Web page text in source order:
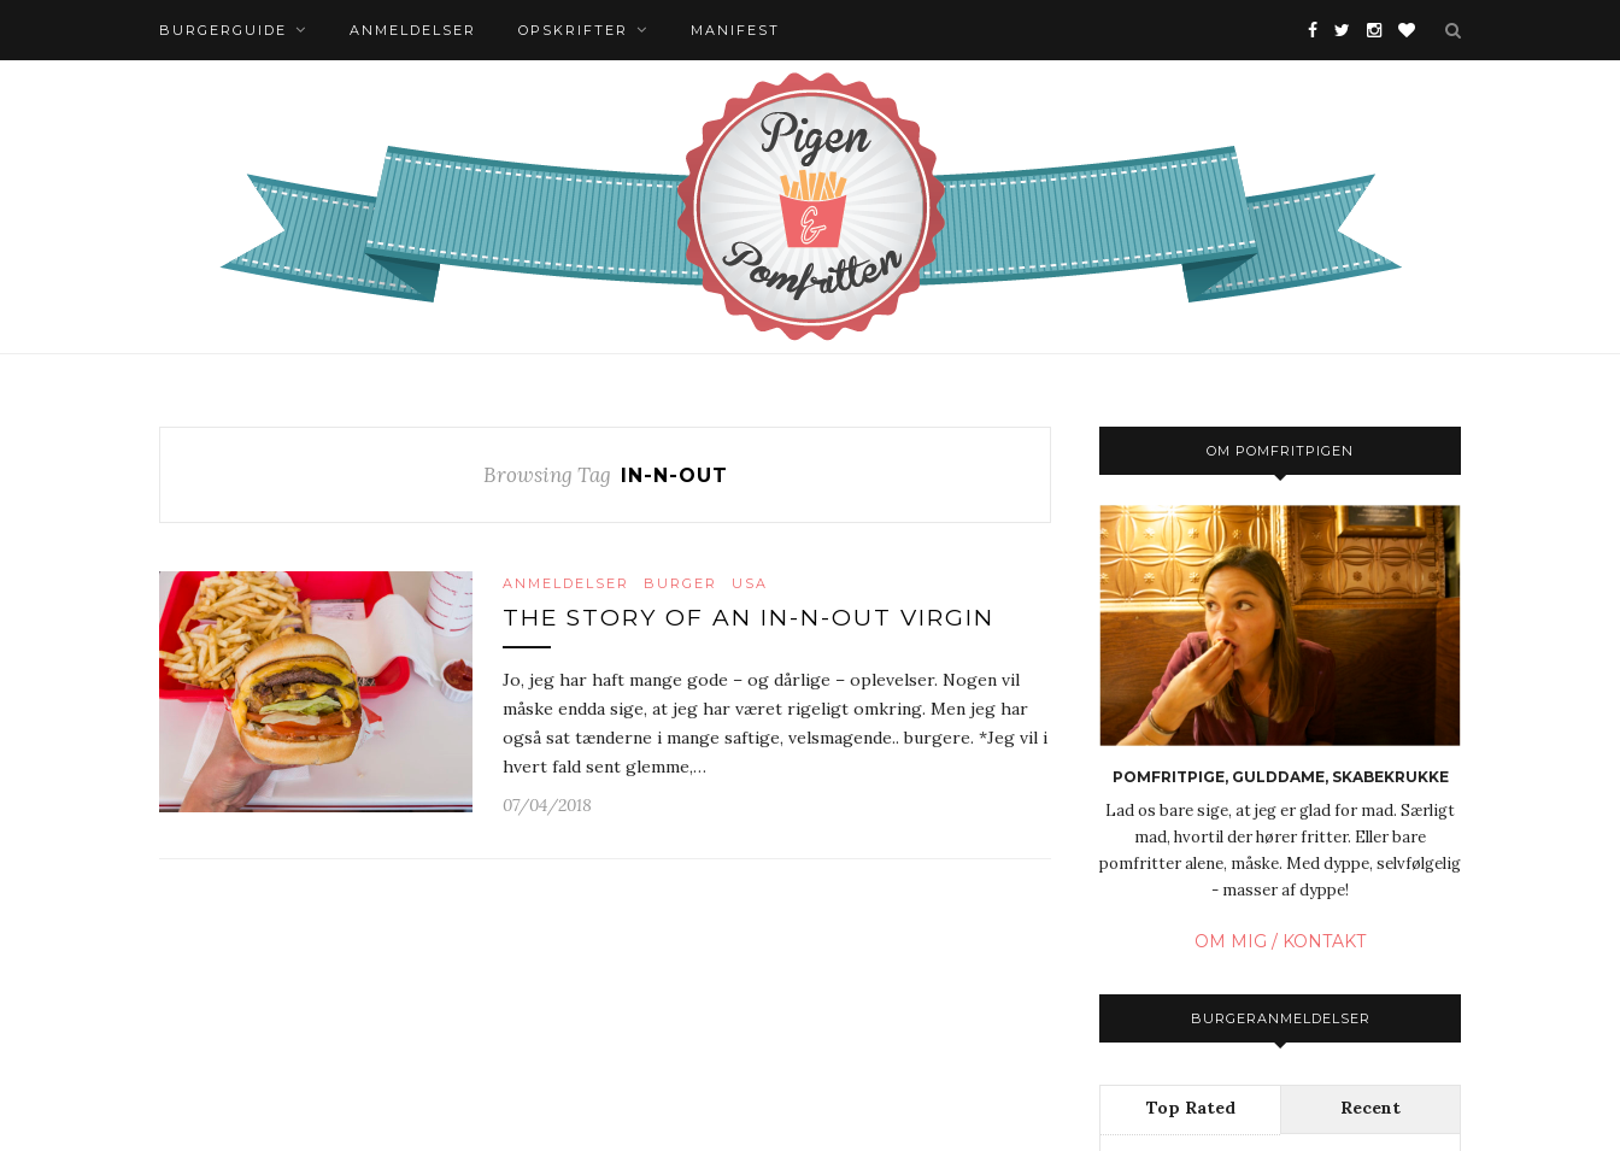
BURGERGUIDE ANMELDELSER OPSKRIFTER MANIFEST
Browsing Tag IN-N-OUT
ANMELDELSER BURGER USA
THE STORY OF AN IN-N-OUT VIRGIN
Jo, jeg har haft mange gode – og dårlige – oplevelser. Nogen vil
måske endda sige, at jeg har været rigeligt omkring. Men jeg har
også sat tænderne i mange saftige, velsmagende.. burgere. *Jeg vil i
hvert fald sent glemme,…
07/04/2018
OM POMFRITPIGEN
POMFRITPIGE, GULDDAME, SKABEKRUKKE
Lad os bare sige, at jeg er glad for mad. Særligt
mad, hvortil der hører fritter. Eller bare
pomfritter alene, måske. Med dyppe, selvfølgelig
- masser af dyppe!
OM MIG / KONTAKT
BURGERANMELDELSER
Top Rated Recent